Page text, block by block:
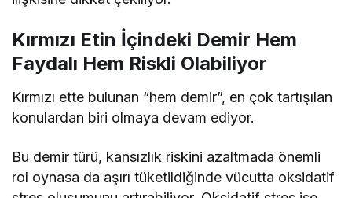
Kırmızı Etin İçindeki Demir Hem
Faydalı Hem Riskli Olabiliyor
Kırmızı ette bulunan “hem demir”, en çok tartışılan
konulardan biri olmaya devam ediyor.
Bu demir türü, kansızlık riskini azaltmada önemli
rol oynasa da aşırı tüketildiğinde vücutta oksidatif